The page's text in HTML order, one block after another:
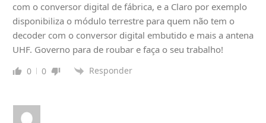
com o conversor digital de fábrica, e a Claro por exemplo
disponibiliza o módulo terrestre para quem não tem o
decoder com o conversor digital embutido e mais a antena
UHF. Governo para de roubar e faça o seu trabalho!
0 0 Responder